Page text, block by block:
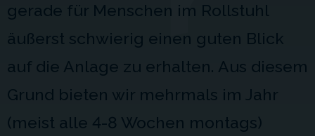
gerade für Menschen im Rollstuhl
äußerst schwierig einen guten Blick
auf die Anlage zu erhalten. Aus diesem
Grund bieten wir mehrmals im Jahr
(meist alle 4-8 Wochen montags)